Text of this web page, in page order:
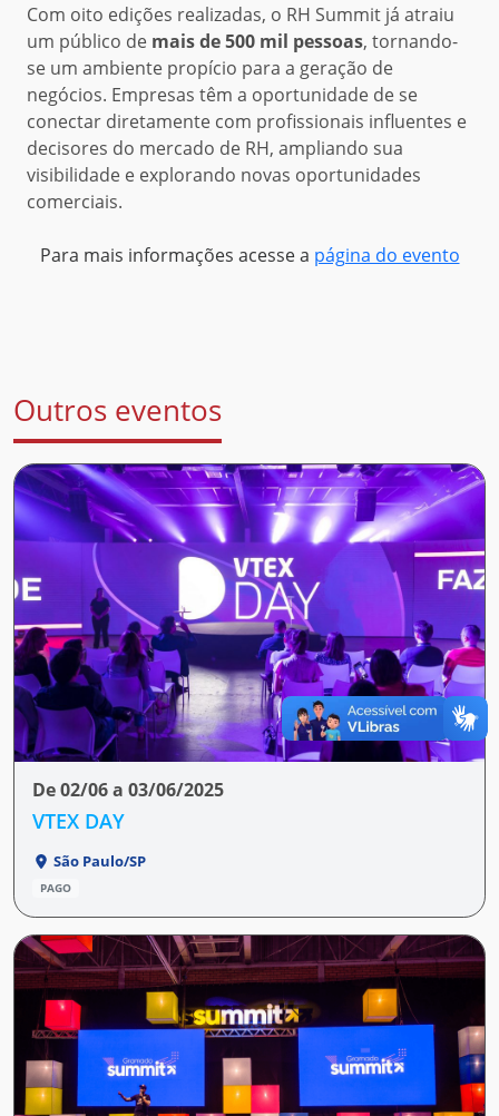
Com oito edições realizadas, o RH Summit já atraiu
um público de mais de 500 mil pessoas, tornando-
se um ambiente propício para a geração de
negócios. Empresas têm a oportunidade de se
conectar diretamente com profissionais influentes e
decisores do mercado de RH, ampliando sua
visibilidade e explorando novas oportunidades
comerciais.
Para mais informações acesse a página do evento
Outros eventos
De 02/06 a 03/06/2025
VTEX DAY
São Paulo/SP
PAGO